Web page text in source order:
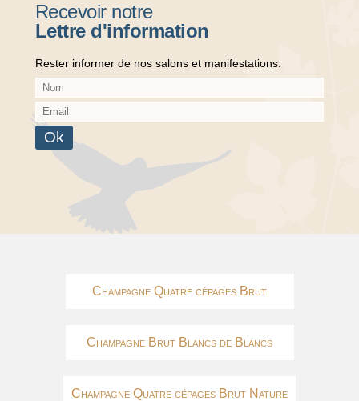
Recevoir notre
Lettre d'information
Rester informer de nos salons et manifestations.
Champagne Quatre cépages Brut
Champagne Brut Blancs de Blancs
Champagne Quatre cépages Brut Nature